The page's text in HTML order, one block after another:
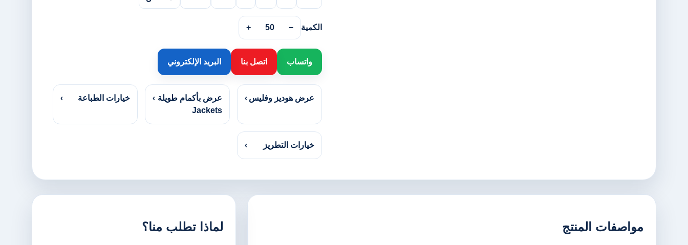
الكمية −
50
+
واتساب اتصل بنا البريد الإلكتروني
عرض هوديز وفليس ›
عرض بأكمام طويلة
Jackets
› خيارات الطباعة ›
خيارات التطريز ›
مواصفات المنتج لماذا تطلب منا؟